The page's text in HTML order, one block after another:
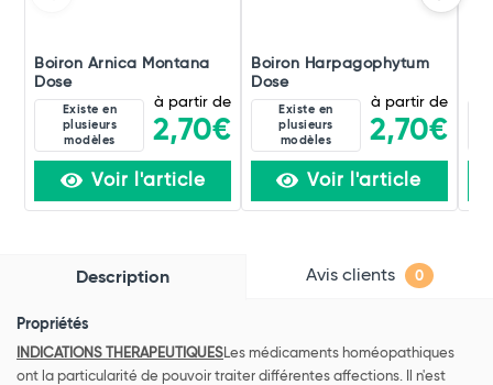
Boiron Arnica Montana
Dose
Existe en
plusieurs
modèles
à partir de
2,70€
Voir l'article
Boiron Harpagophytum
Dose
Existe en
plusieurs
modèles
à partir de
2,70€
Voir l'article
Description Avis clients 0
Propriétés
INDICATIONS THERAPEUTIQUESLes médicaments homéopathiques
ont la particularité de pouvoir traiter différentes affections. Il n'est